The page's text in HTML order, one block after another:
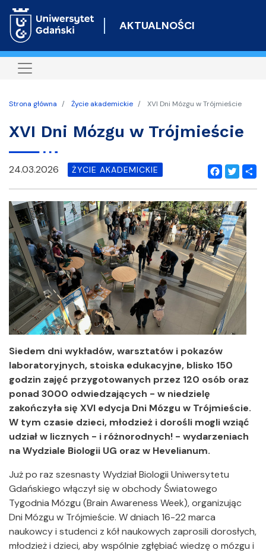
do
AKTUALNOŚCI
Strona główna Życie akademickie XVI Dni Mózgu w Trójmieście
XVI Dni Mózgu w Trójmieście
Facebook
Twitter
24.03.2026 ŻYCIE AKADEMICKIE
Siedem dni wykładów, warsztatów i pokazów
laboratoryjnych, stoiska edukacyjne, blisko 150
godzin zajęć przygotowanych przez 120 osób oraz
ponad 3000 odwiedzających - w niedzielę
zakończyła się XVI edycja Dni Mózgu w Trójmieście.
W tym czasie dzieci, młodzież i dorośli mogli wziąć
udział w licznych - i różnorodnych! - wydarzeniach
na Wydziale Biologii UG oraz w Hevelianum.
Już po raz szesnasty Wydział Biologii Uniwersytetu
Gdańskiego włączył się w obchody Światowego
Tygodnia Mózgu (Brain Awareness Week), organizując
Dni Mózgu w Trójmieście. W dniach 16-22 marca
naukowcy i studenci z kół naukowych zaprosili dorosłych,
młodzież i dzieci, aby wspólnie zgłębiać wiedzę o mózgu i